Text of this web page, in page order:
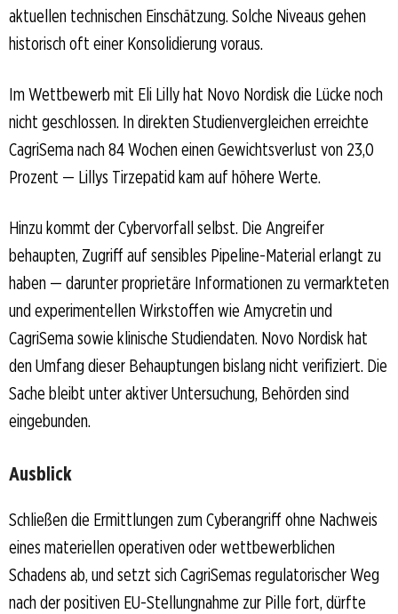
aktuellen technischen Einschätzung. Solche Niveaus gehen
historisch oft einer Konsolidierung voraus.
Im Wettbewerb mit Eli Lilly hat Novo Nordisk die Lücke noch
nicht geschlossen. In direkten Studienvergleichen erreichte
CagriSema nach 84 Wochen einen Gewichtsverlust von 23,0
Prozent — Lillys Tirzepatid kam auf höhere Werte.
Hinzu kommt der Cybervorfall selbst. Die Angreifer
behaupten, Zugriff auf sensibles Pipeline-Material erlangt zu
haben — darunter proprietäre Informationen zu vermarkteten
und experimentellen Wirkstoffen wie Amycretin und
CagriSema sowie klinische Studiendaten. Novo Nordisk hat
den Umfang dieser Behauptungen bislang nicht verifiziert. Die
Sache bleibt unter aktiver Untersuchung, Behörden sind
eingebunden.
Ausblick
Schließen die Ermittlungen zum Cyberangriff ohne Nachweis
eines materiellen operativen oder wettbewerblichen
Schadens ab, und setzt sich CagriSemas regulatorischer Weg
nach der positiven EU-Stellungnahme zur Pille fort, dürfte